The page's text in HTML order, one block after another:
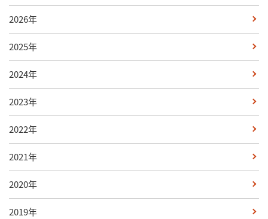
2026年
2025年
2024年
2023年
2022年
2021年
2020年
2019年